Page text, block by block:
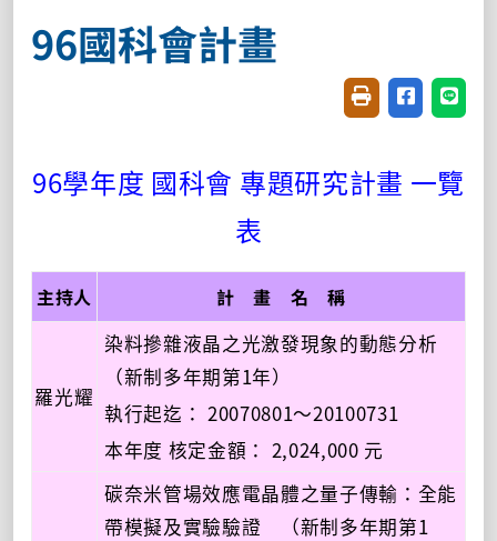
96國科會計畫
友善列印(開新視
分享至臉書
分享
96學年度 國科會 專題研究計畫 一覽
表
主持人 計 畫 名 稱
羅光耀
染料摻雜液晶之光激發現象的動態分析
（新制多年期第1年）
執行起迄： 20070801～20100731
本年度 核定金額： 2,024,000 元
碳奈米管場效應電晶體之量子傳輸：全能
帶模擬及實驗驗證 （新制多年期第1